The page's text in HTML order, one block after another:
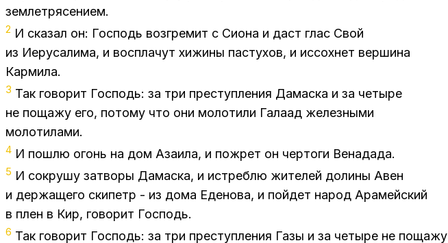
зем­ле­тря­се­ни­ем.
2 И ска­зал он: Гос­подь воз­гре­мит с Си­о­на и даст глас Свой
из Иеру­са­ли­ма, и вос­пла­чут хи­жи­ны пас­ту­хов, и ис­сох­нет вер­ши­на
Кар­ми­ла.
3 Так го­во­рит Гос­подь: за три пре­ступ­ле­ния Да­мас­ка и за че­ты­ре
не по­ща­жу его, по­то­му что они мо­ло­ти­ли Га­ла­ад же­лез­ны­ми
мо­ло­ти­лами.
4 И по­шлю огонь на дом Аза­ила, и по­жрет он чер­то­ги Ве­на­да­да.
5 И со­кру­шу за­тво­ры Да­мас­ка, и ис­треб­лю жи­те­лей до­ли­ны Авен
и дер­жа­ще­го ски­петр - из дома Еде­но­ва, и пой­дет на­род Ара­мей­ский
в плен в Кир, го­во­рит Гос­подь.
6 Так го­во­рит Гос­подь: за три пре­ступ­ле­ния Газы и за че­ты­ре не по­ща­жу